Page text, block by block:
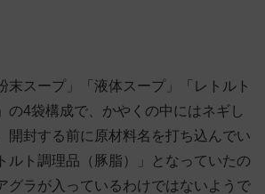
末スープ」「液体スープ」「レトルト
の4袋構成で、かやくの中にはネギし
開封する前に原材料名を打ち込んでい
ルト調理品（豚脂）」となっていたの
グラが入っているわけではないようで